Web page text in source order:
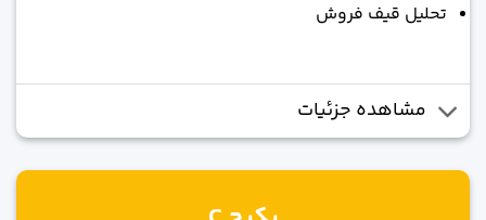
تحلیل قیف فروش
مشاهده جزئیات